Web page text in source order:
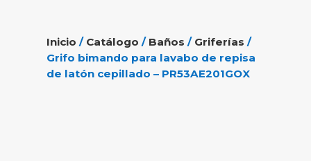
Inicio / Catálogo / Baños / Griferías /
Grifo bimando para lavabo de repisa
de latón cepillado – PR53AE201GOX